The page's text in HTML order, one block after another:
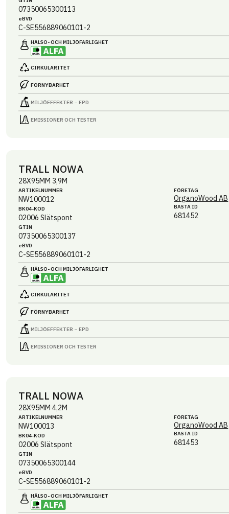
07350065300113
eBVD
C-SE556889060101-2
HÄLSO- OCH MILJÖ­FARLIGHET
CIRKULARITET
FÖRNYBARHET
MILJÖEFFEKTER – EPD
EMISSIONER OCH TESTER
TRALL NOWA
28X95MM 3,9M
ARTIKEL­NUMMER
NW100012
BK04-KOD
02006 Slätspont
GTIN
07350065300137
eBVD
C-SE556889060101-2
FÖRETAG
OrganoWood AB
BASTA ID
681452
HÄLSO- OCH MILJÖ­FARLIGHET
CIRKULARITET
FÖRNYBARHET
MILJÖEFFEKTER – EPD
EMISSIONER OCH TESTER
TRALL NOWA
28X95MM 4,2M
ARTIKEL­NUMMER
NW100013
BK04-KOD
02006 Slätspont
GTIN
07350065300144
eBVD
C-SE556889060101-2
FÖRETAG
OrganoWood AB
BASTA ID
681453
HÄLSO- OCH MILJÖ­FARLIGHET